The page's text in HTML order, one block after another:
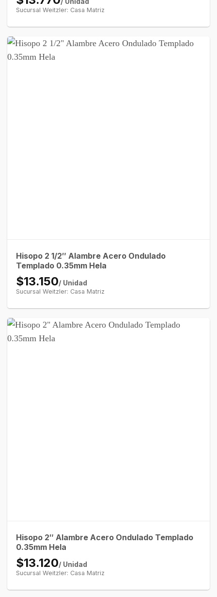
Sucursal Weitzler: Casa Matriz
Hisopo 2 1/2″ Alambre Acero Ondulado
Templado 0.35mm Hela
$13.150/ Unidad
Sucursal Weitzler: Casa Matriz
Hisopo 2″ Alambre Acero Ondulado Templado
0.35mm Hela
$13.120/ Unidad
Sucursal Weitzler: Casa Matriz